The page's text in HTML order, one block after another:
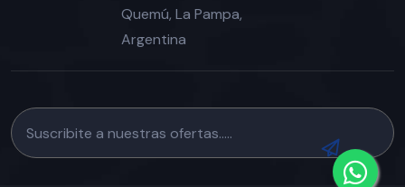
Quemú, La Pampa,
Argentina